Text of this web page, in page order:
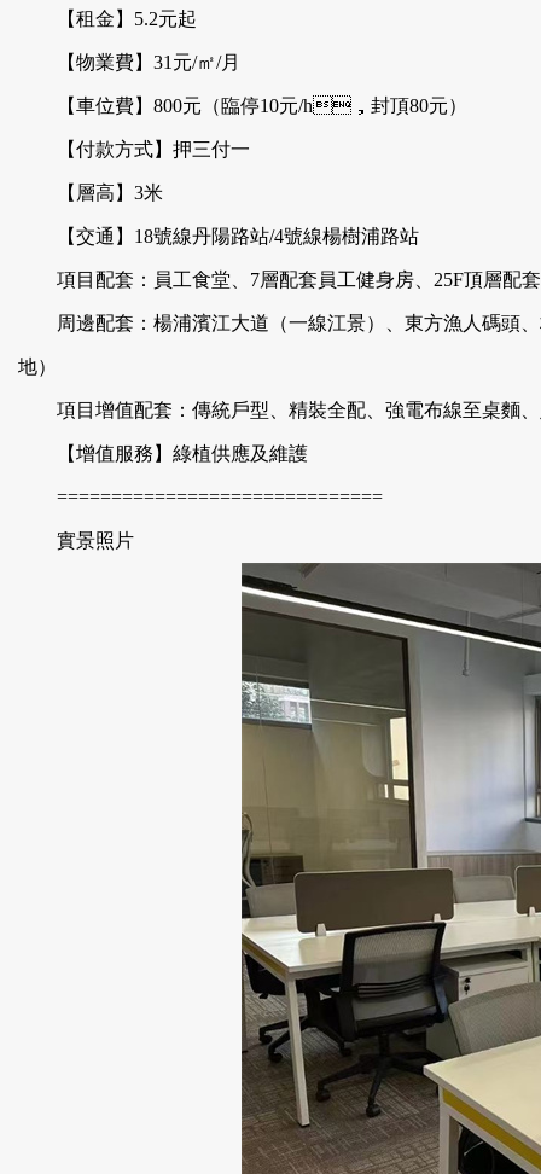
【租金】5.2元起
【物業費】31元/㎡/月
【車位費】800元（臨停10元/h，封頂80元）
【付款方式】押三付一
【層高】3米
【交通】18號線丹陽路站/4號線楊樹浦路站
項目配套：員工食堂、7層配套員工健身房、25F頂層
周邊配套：楊浦濱江大道（一線江景）、東方漁人碼頭
地）
項目增值配套：傳統戶型、精裝全配、強電布線至桌麵
【增值服務】綠植供應及維護
==============================
實景照片